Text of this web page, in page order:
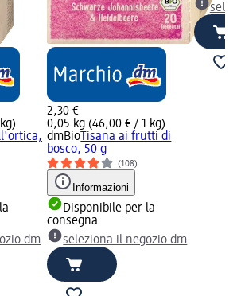
dm
2,30 €
0,05 kg (46,00 € / 1 kg)
dmBio Tisana ai frutti di
bosco, 50 g
(108)
Informazioni
Disponibile per la
consegna
seleziona il negozio dm